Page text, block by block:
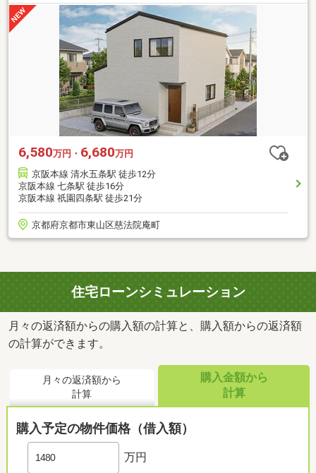
6,580万円・ 6,680万円
京阪本線 清水五条駅 徒歩12分
京阪本線 七条駅 徒歩16分
京阪本線 祇園四条駅 徒歩21分
京都府京都市東山区慈法院庵町
住宅ローンシミュレーション
月々の返済額からの購入額の計算と、購入額からの返済額
の計算ができます。
月々の返済額から
計算
購入金額から
計算
購入予定の物件価格（借入額）
万円